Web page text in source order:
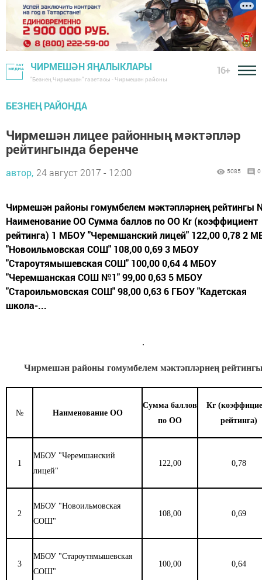
ЧИРМЕШӘН ЯҢАЛЫКЛАРЫ
"Безнең Чирмешән" газетасы - Чирмешән районы
16+
БЕЗНЕҢ РАЙОНДА
Чирмешән лицее районның мәктәпләр
рейтингында беренче
автор, 24 август 2017 - 12:00 5085 0
Чирмешән районы гомумбелем мәктәпләрнең рейтингы
Наименование ОО Сумма баллов по ОО Кr (коэффициент
рейтинга) 1 МБОУ "Черемшанский лицей" 122,00 0,78 2
"Новоильмовская СОШ" 108,00 0,69 3 МБОУ
"Староутямышевская СОШ" 100,00 0,64 4 МБОУ
"Черемшанская СОШ №1" 99,00 0,63 5 МБОУ
"Староильмовская СОШ" 98,00 0,63 6 ГБОУ "Кадетская
школа-...
Чирмешән районы гомумбелем мәктәпләрнең
№ Наименование ОО
Сумма баллов
по ОО
Кr
рейтинга)
1
МБОУ "Черемшанский
лицей"
122,00 0,78
2
МБОУ "Новоильмовская
СОШ"
108,00 0,69
3
МБОУ "Староутямышевская
СОШ"
100,00 0,64